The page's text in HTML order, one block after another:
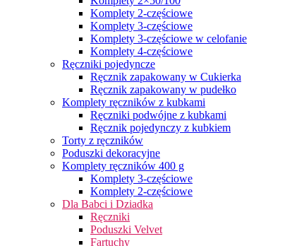
Komplety 2-częściowe
Komplety 3-częściowe
Komplety 3-częściowe w celofanie
Komplety 4-częściowe
Ręczniki pojedyncze
Ręcznik zapakowany w Cukierka
Ręcznik zapakowany w pudełko
Komplety ręczników z kubkami
Ręczniki podwójne z kubkami
Ręcznik pojedynczy z kubkiem
Torty z ręczników
Poduszki dekoracyjne
Komplety ręczników 400 g
Komplety 3-częściowe
Komplety 2-częściowe
Dla Babci i Dziadka
Ręczniki
Poduszki Velvet
Fartuchy